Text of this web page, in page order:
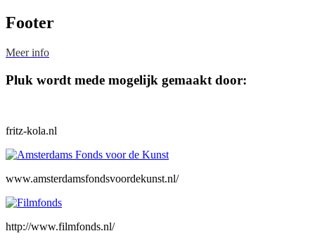
Footer
Meer info
Pluk wordt mede mogelijk gemaakt door:
fritz-kola.nl
www.amsterdamsfondsvoordekunst.nl/
http://www.filmfonds.nl/